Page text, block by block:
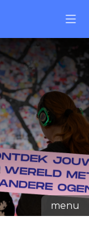
menu